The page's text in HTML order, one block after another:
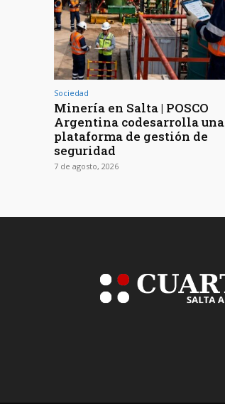
Sociedad
Minería en Salta | POSCO
Argentina codesarrolla una
plataforma de gestión de
seguridad
7 de agosto, 2026